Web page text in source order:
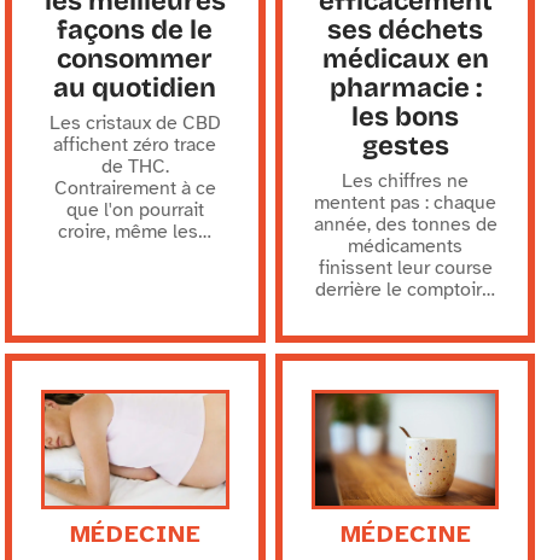
façons de le
consommer
au quotidien
Les cristaux de CBD
affichent zéro trace
de THC.
Contrairement à ce
que l'on pourrait
croire, même les…
ses déchets
médicaux en
pharmacie :
les bons
gestes
Les chiffres ne
mentent pas : chaque
année, des tonnes de
médicaments
finissent leur course
derrière le comptoir…
MÉDECINE MÉDECINE